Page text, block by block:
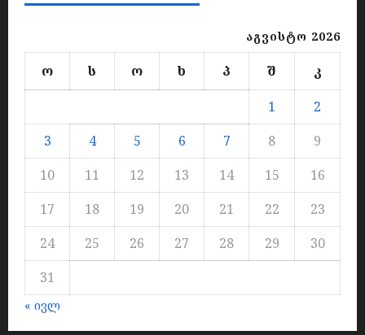
აგვისტო 2026
ო ს ო ხ პ შ
კ
1
2
3
4 5 6 7 8
9
10
11 12 13 14 15
16
17
18 19 20 21 22
23
24
25 26 27 28 29
30
31
« ივლ